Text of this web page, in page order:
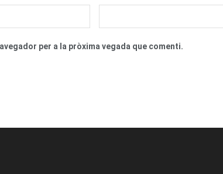
per a la pròxima vegada que comenti.